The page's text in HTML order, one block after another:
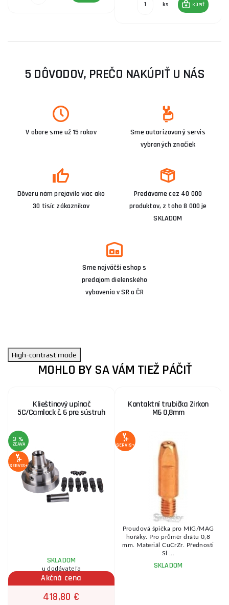
ks KÚPIŤ
5 DÔVODOV, PREČO NAKÚPIŤ U NÁS
V obore sme už 15 rokov
Sme autorizovaný servis
vybraných značiek
Dôveru nám prejavilo viac ako
30 tisíc zákazníkov
Predávame cez 40 000
produktov, z toho 8 000 je
SKLADOM
Sme najväčší eshop s
predajom dielenského
vybavenia v SR a ČR
High-contrast mode
MOHLO BY SA VÁM TIEŽ PÁČIŤ
Klieštinový upínač
5C/Camlock č. 6 pre sústruh
3 %
ZĽAVA
SERVIS+
SKLADOM
u dodávateľa
Akčná cena
418,80 €
Kontaktní trubička Zirkon
M6 0,8mm
SERVIS+
Proudová špička pro MIG/MAG
hořáky. Pro průměr drátu 0,8
mm. Materiál CuCrZr. Přednosti
Sl ...
SKLADOM